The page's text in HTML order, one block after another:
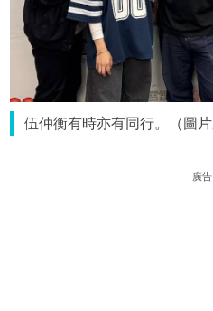
伍仲衡有時亦有同行。（圖
廣告